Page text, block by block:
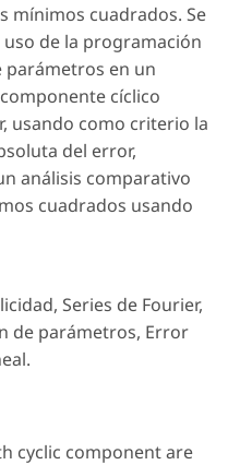
mínimos cuadrados. Se
de la programación
parámetros en un
cíclico
usando como criterio la
del error,
análisis comparativo
cuadrados usando
Series de Fourier,
de parámetros, Error
cyclic component are